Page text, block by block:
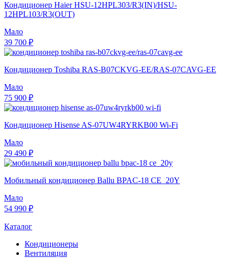
Кондиционер Haier HSU-12HPL303/R3(IN)/HSU-
12HPL103/R3(OUT)
Мало
39 700 ₽
Кондиционер Toshiba RAS-B07CKVG-EE/RAS-07CAVG-EE
Мало
75 900 ₽
Кондиционер Hisense AS-07UW4RYRKB00 Wi-Fi
Мало
29 490 ₽
Мобильный кондиционер Ballu BPAC-18 CE_20Y
Мало
54 990 ₽
Каталог
Кондиционеры
Вентиляция